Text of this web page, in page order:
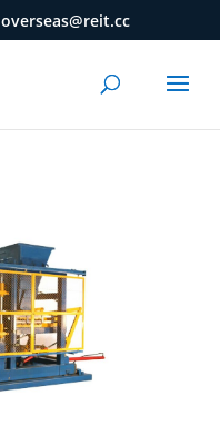
overseas@reit.cc